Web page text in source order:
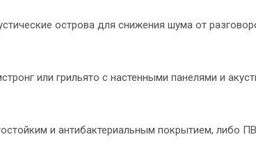
острова для снижения шума от
или грильято с настенными панелями и
и антибактериальным покрытием, либо